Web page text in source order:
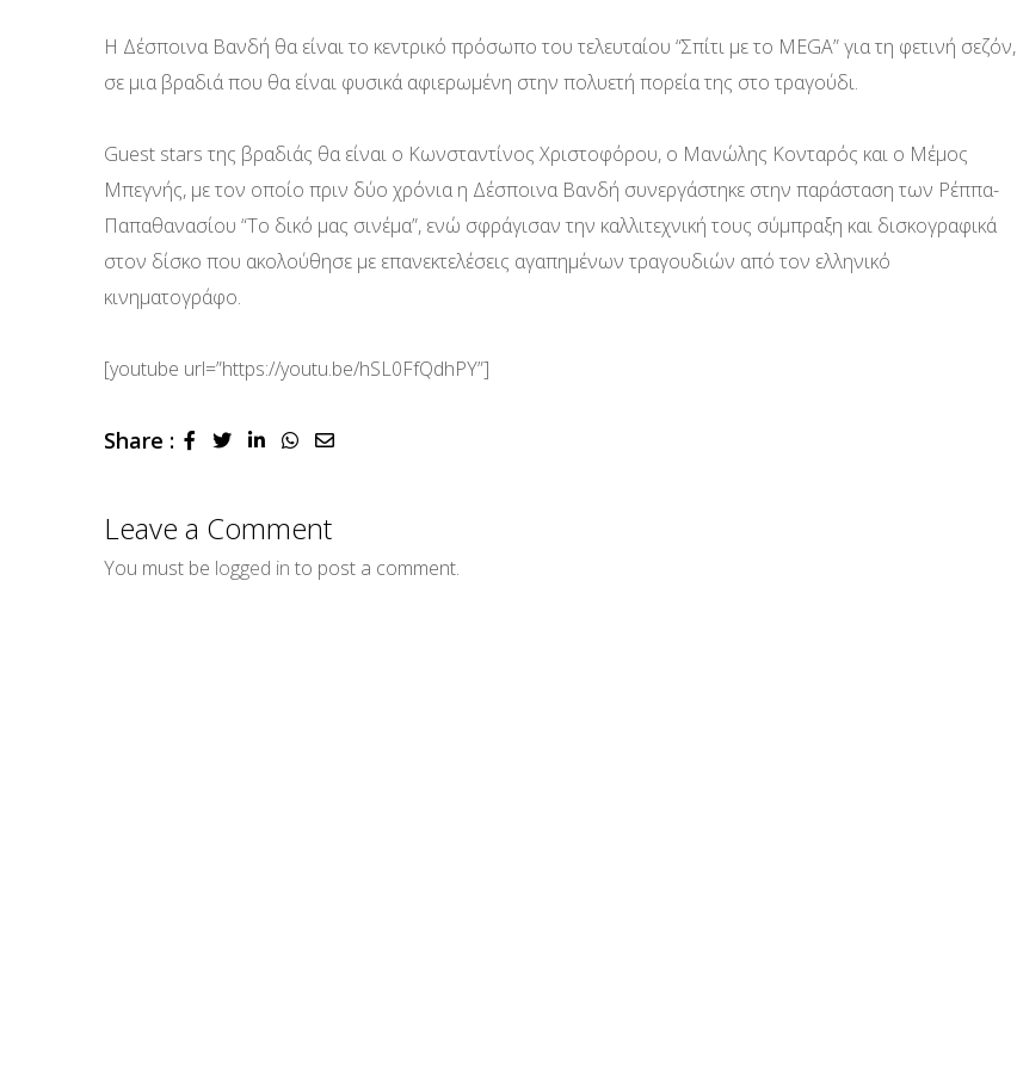
Η Δέσποινα Βανδή θα είναι το κεντρικό πρόσωπο του τελευταίου “Σπίτι με το MEGA” για τη φετινή σεζόν,
σε μια βραδιά που θα είναι φυσικά αφιερωμένη στην πολυετή πορεία της στο τραγούδι.
Guest stars της βραδιάς θα είναι ο Κωνσταντίνος Χριστοφόρου, ο Μανώλης Κονταρός και ο Μέμος
Μπεγνής, με τον οποίο πριν δύο χρόνια η Δέσποινα Βανδή συνεργάστηκε στην παράσταση των Ρέππα-
Παπαθανασίου “Το δικό μας σινέμα”, ενώ σφράγισαν την καλλιτεχνική τους σύμπραξη και δισκογραφικά
στον δίσκο που ακολούθησε με επανεκτελέσεις αγαπημένων τραγουδιών από τον ελληνικό
κινηματογράφο.
[youtube url=”https://youtu.be/hSL0FfQdhPY”]
Share : LinkedInWhatsapp
Share
Leave a Comment
You must be logged in to post a comment.